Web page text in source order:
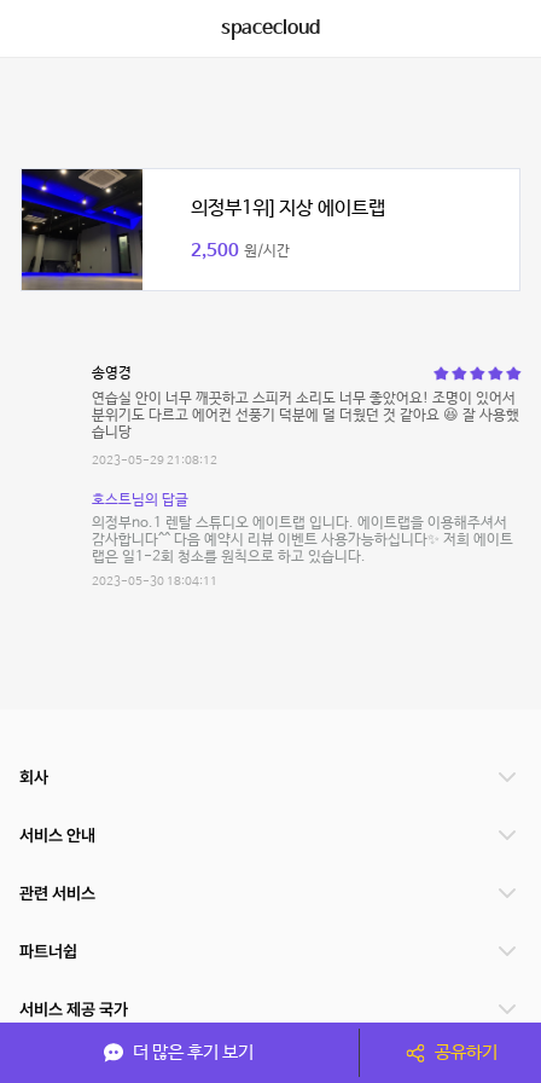
spacecloud
의정부1위] 지상 에이트랩
2,500 원/시간
송영경
연습실 안이 너무 깨끗하고 스피커 소리도 너무 좋았어요! 조명이 있어서
분위기도 다르고 에어컨 선풍기 덕분에 덜 더웠던 것 같아요 😆 잘 사용했
습니당
2023-05-29 21:08:12
호스트님의 답글
의정부no.1 렌탈 스튜디오 에이트랩 입니다. 에이트랩을 이용해주셔서
감사합니다^^ 다음 예약시 리뷰 이벤트 사용가능하십니다✨ 저희 에이트
랩은 일1-2회 청소를 원칙으로 하고 있습니다.
2023-05-30 18:04:11
더 많은 후기 보기 공유하기
회사
서비스 안내
관련 서비스
파트너쉽
서비스 제공 국가